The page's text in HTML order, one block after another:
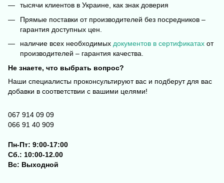
тысячи клиентов в Украине, как знак доверия
Прямые поставки от производителей без посредников –
гарантия доступных цен.
наличие всех необходимых документов в сертификатах от
производителей – гарантия качества.
Не знаете, что выбрать вопрос?
Наши специалисты проконсультируют вас и подберут для вас
добавки в соответствии с вашими целями!
067 914 09 09
066 91 40 909
Пн-Пт: 9:00-17:00
Сб.: 10:00-12.00
Вс: Выходной